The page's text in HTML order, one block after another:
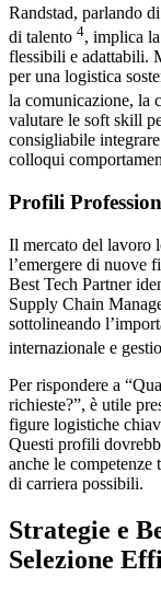
Randstad, parlando
di talento 4, implica
flessibili e adattabili.
per una logistica
la comunicazione, la
valutare le soft skill
consigliabile
colloqui
Profili
Il mercato del lavoro
l’emergere di nuove
Best Tech Partner
Supply Chain
sottolineando
internazionale e
Per rispondere a
richieste?”, è utile
figure logistiche
Questi profili
anche le competenze
di carriera possibili.
Strategie e
Selezione